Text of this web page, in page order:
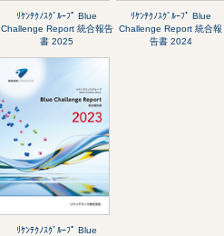
ﾘｹﾝﾃｸﾉｽｸﾞﾙｰﾌﾟ Blue
Challenge Report 統合報告
書 2025
ﾘｹﾝﾃｸﾉｽｸﾞﾙｰﾌﾟ Blue
Challenge Report 統合報
告書 2024
ﾘｹﾝﾃｸﾉｽｸﾞﾙｰﾌﾟ Blue